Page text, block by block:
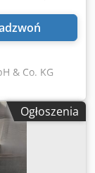
& Co. KG
Ogłoszenia